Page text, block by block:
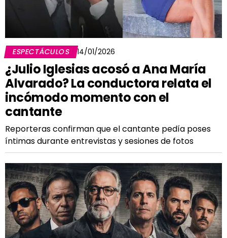
ESPECTÁCULOS 14/01/2026
¿Julio Iglesias acosó a Ana María
Alvarado? La conductora relata el
incómodo momento con el
cantante
Reporteras confirman que el cantante pedía poses
íntimas durante entrevistas y sesiones de fotos